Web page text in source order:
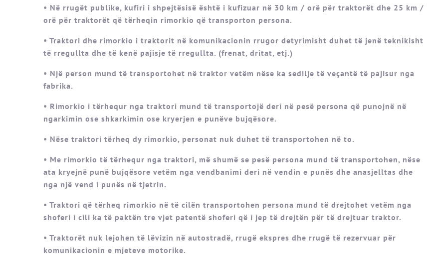
• Në rrugët publike, kufiri i shpejtësisë është i kufizuar në 30 km / orë për traktorët dhe 25 km /
orë për traktorët që tërheqin rimorkio që transporton persona.
• Traktori dhe rimorkio i traktorit në komunikacionin rrugor detyrimisht duhet të jenë teknikisht
të rregullta dhe të kenë pajisje të rregullta. (frenat, dritat, etj.)
• Një person mund të transportohet në traktor vetëm nëse ka sedilje të veçantë të pajisur nga
fabrika.
• Rimorkio i tërhequr nga traktori mund të transportojë deri në pesë persona që punojnë në
ngarkimin ose shkarkimin ose kryerjen e punëve bujqësore.
• Nëse traktori tërheq dy rimorkio, personat nuk duhet të transportohen në to.
• Me rimorkio të tërhequr nga traktori, më shumë se pesë persona mund të transportohen, nëse
ata kryejnë punë bujqësore vetëm nga vendbanimi deri në vendin e punës dhe anasjelltas dhe
nga një vend i punës në tjetrin.
• Traktori që tërheq rimorkio në të cilën transportohen persona mund të drejtohet vetëm nga
shoferi i cili ka të paktën tre vjet patentë shoferi që i jep të drejtën për të drejtuar traktor.
• Traktorët nuk lejohen të lëvizin në autostradë, rrugë ekspres dhe rrugë të rezervuar për
komunikacionin e mjeteve motorike.